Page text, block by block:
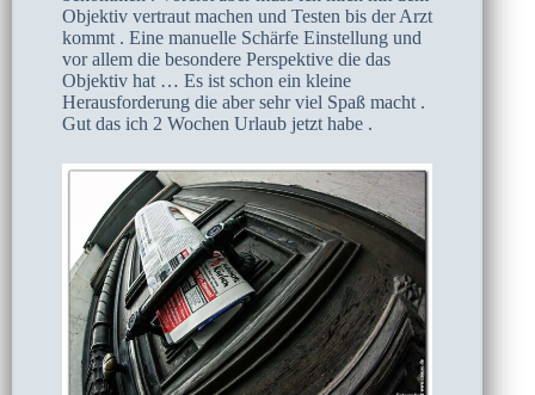
Objektiv vertraut machen und Testen bis der Arzt
kommt . Eine manuelle Schärfe Einstellung und
vor allem die besondere Perspektive die das
Objektiv hat … Es ist schon ein kleine
Herausforderung die aber sehr viel Spaß macht .
Gut das ich 2 Wochen Urlaub jetzt habe .